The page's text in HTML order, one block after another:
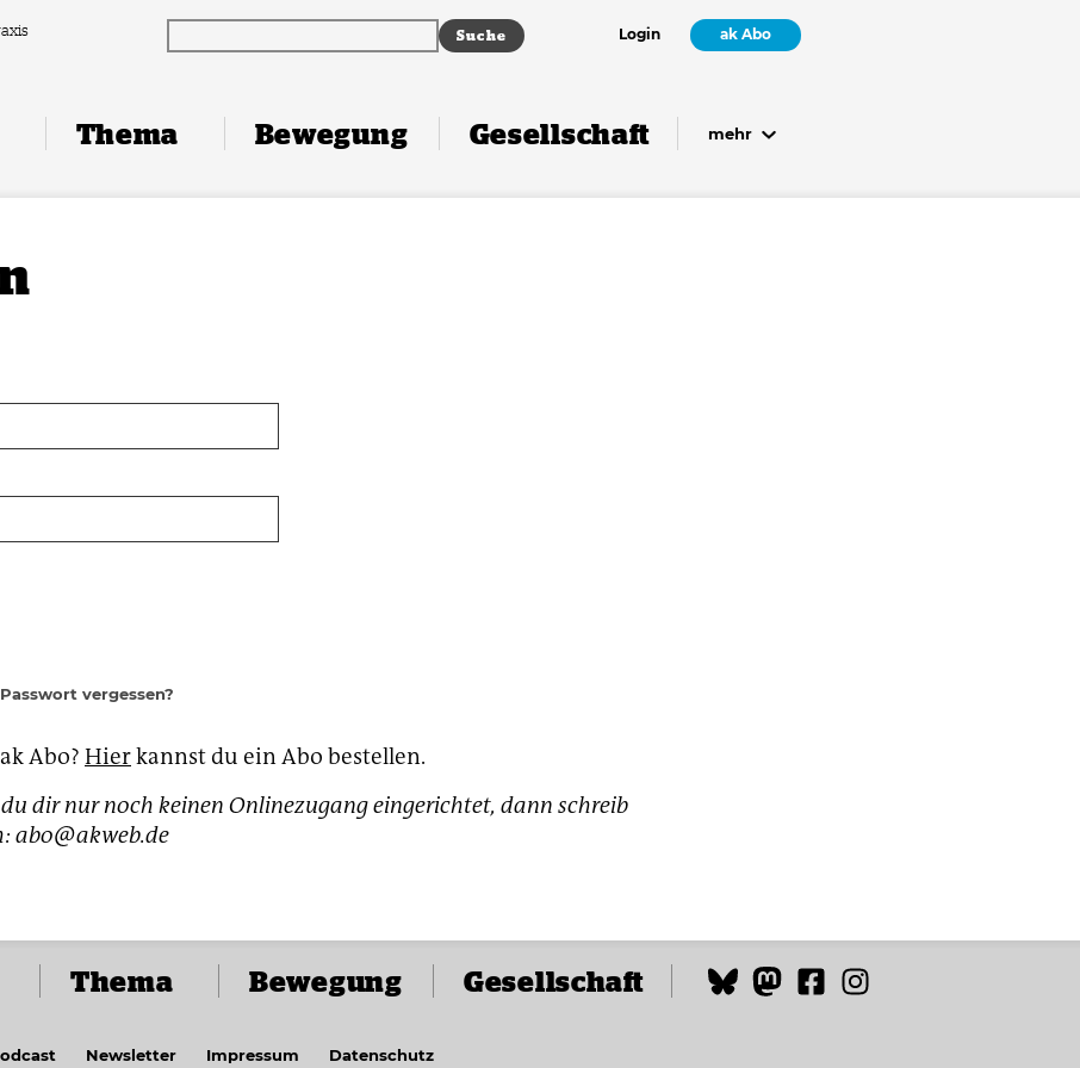
Login ak Abo
Thema Bewegung Gesellschaft mehr
vergessen?
Abo?Hierkannst du ein Abo bestellen.
dir nur noch keinen Onlinezugang eingerichtet, dann schreib
abo@akweb.de
Thema Bewegung Gesellschaft
Newsletter Impressum Datenschutz